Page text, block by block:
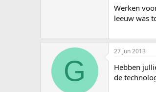
Werken
leeuw was
G
27 jun 2013
Hebben
de